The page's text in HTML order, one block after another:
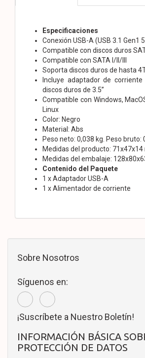
Especificaciones
Conexión USB-A (USB 3.1 Gen1
Compatible con discos duros
Compatible con SATA I/II/III
Soporta discos duros de hasta
Incluye adaptador de
discos duros de 3.5”
Compatible con Windows,
Linux
Color: Negro
Material: Abs
Peso neto: 0,038 kg. Peso bruto:
Medidas del producto: 71x47x14
Medidas del embalaje:
Contenido del Paquete
1 x Adaptador USB-A
1 x Alimentador de corriente
Sobre Nosotros
Síguenos en:
¡Suscríbete a Nuestro Boletín!
INFORMACIÓN BÁSICA
PROTECCIÓN DE DATOS